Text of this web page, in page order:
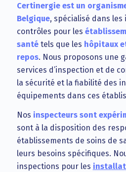
Certinergie est un
Belgique, spécialisé dans
contrôles pour les
santétels que les hôpitaux
repos. Nous proposons une
services d’inspection et de
la sécurité et la fiabilité des
équipements dans ces
Nos inspecteurs sont
sont à la disposition des
établissements de soins de
leurs besoins spécifiques.
inspections pour les